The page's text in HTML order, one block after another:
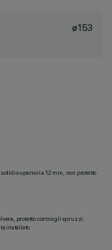
ø153
superiori a 12 mm, non protetto
protetto contro gli spruzzi.
installato